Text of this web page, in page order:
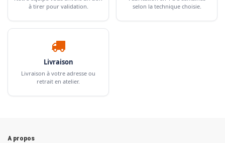
à tirer pour validation.
selon la technique choisie.
Livraison
Livraison à votre adresse ou
retrait en atelier.
A propos